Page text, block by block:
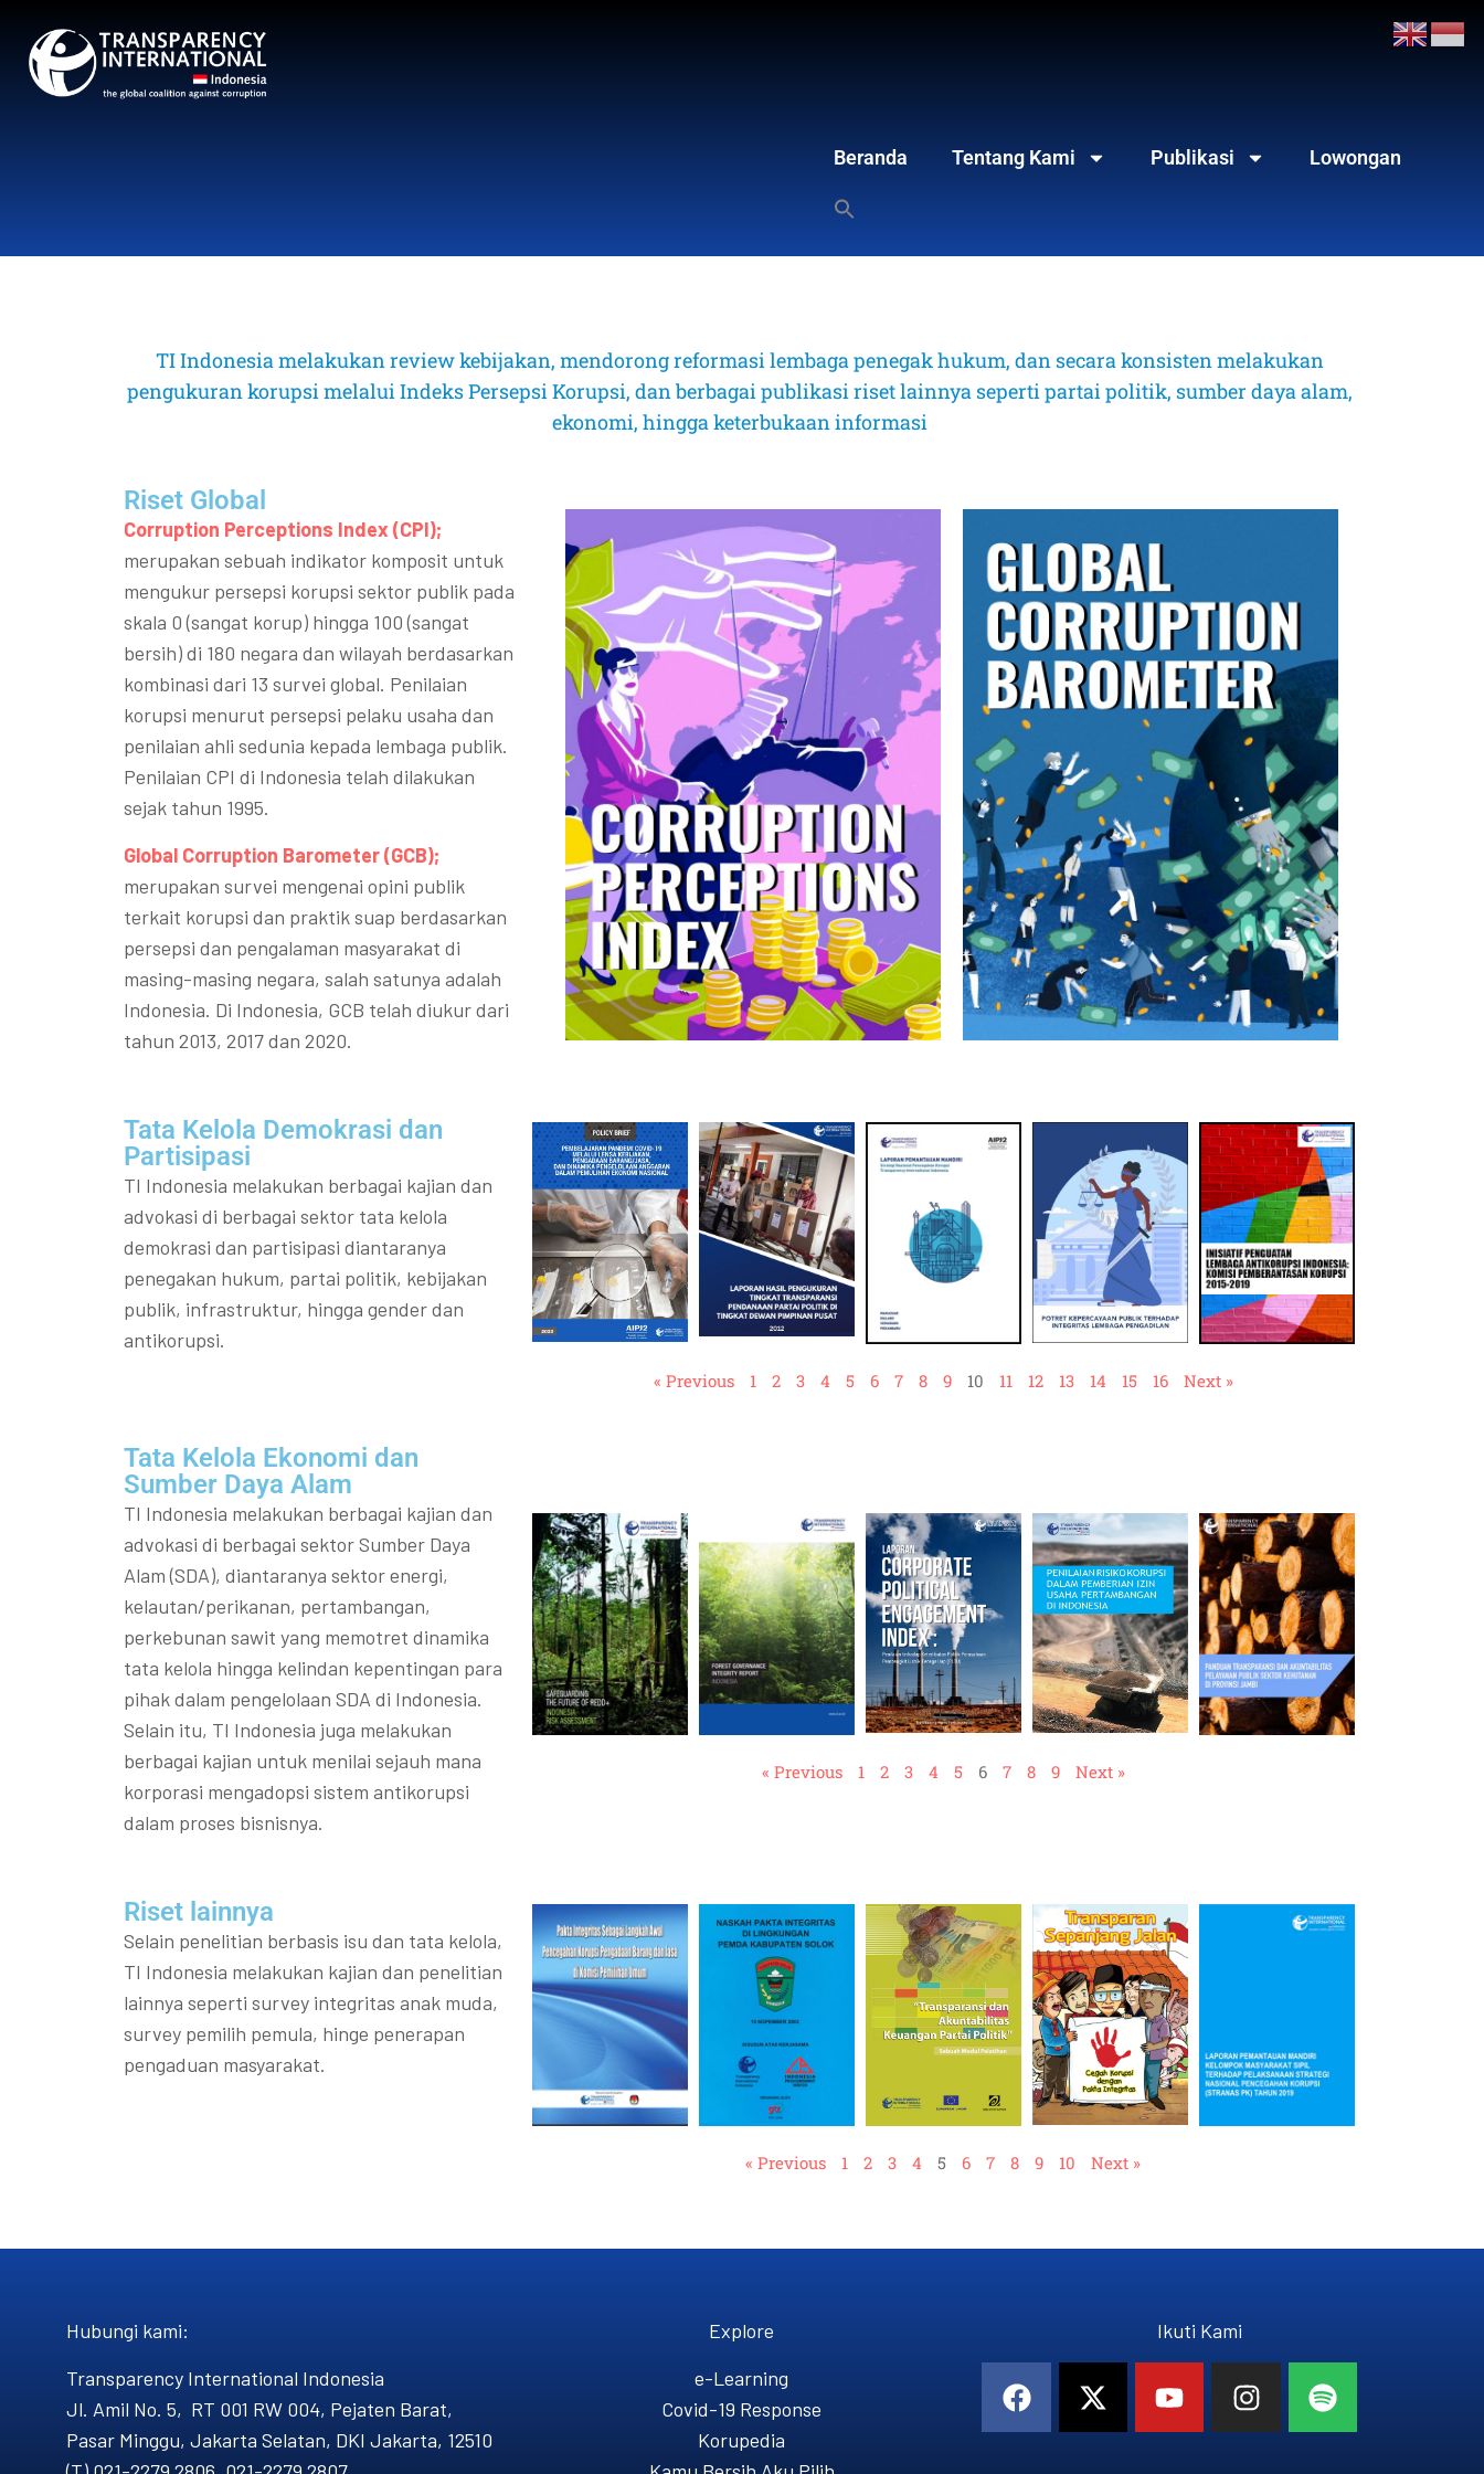
Beranda Tentang Kami Publikasi Lowongan
TI Indonesia melakukan review kebijakan, mendorong reformasi lembaga penegak hukum, dan secara konsisten melakukan
pengukuran korupsi melalui Indeks Persepsi Korupsi, dan berbagai publikasi riset lainnya seperti partai politik, sumber daya alam,
ekonomi, hingga keterbukaan informasi
Riset Global​
Corruption Perceptions Index (CPI);
merupakan sebuah indikator komposit untuk
mengukur persepsi korupsi sektor publik pada
skala 0 (sangat korup) hingga 100 (sangat
bersih) di 180 negara dan wilayah berdasarkan
kombinasi dari 13 survei global. Penilaian
korupsi menurut persepsi pelaku usaha dan
penilaian ahli sedunia kepada lembaga publik.
Penilaian CPI di Indonesia telah dilakukan
sejak tahun 1995.
Global Corruption Barometer (GCB);
merupakan survei mengenai opini publik
terkait korupsi dan praktik suap berdasarkan
persepsi dan pengalaman masyarakat di
masing-masing negara, salah satunya adalah
Indonesia. Di Indonesia, GCB telah diukur dari
tahun 2013, 2017 dan 2020.
Tata Kelola Demokrasi dan
Partisipasi​
TI Indonesia melakukan berbagai kajian dan
advokasi di berbagai sektor tata kelola
demokrasi dan partisipasi diantaranya
penegakan hukum, partai politik, kebijakan
publik, infrastruktur, hingga gender dan
antikorupsi.
« Previous 1 2 3 4 5 6 7 8 9 10 11 12 13 14 15 16 Next »
Tata Kelola Ekonomi dan
Sumber Daya Alam
TI Indonesia melakukan berbagai kajian dan
advokasi di berbagai sektor Sumber Daya
Alam (SDA), diantaranya sektor energi,
kelautan/perikanan, pertambangan,
perkebunan sawit yang memotret dinamika
tata kelola hingga kelindan kepentingan para
pihak dalam pengelolaan SDA di Indonesia.
Selain itu, TI Indonesia juga melakukan
berbagai kajian untuk menilai sejauh mana
korporasi mengadopsi sistem antikorupsi
dalam proses bisnisnya.
« Previous 1 2 3 4 5 6 7 8 9 Next »
Riset lainnya​​
Selain penelitian berbasis isu dan tata kelola,
TI Indonesia melakukan kajian dan penelitian
lainnya seperti survey integritas anak muda,
survey pemilih pemula, hinge penerapan
pengaduan masyarakat.
« Previous 1 2 3 4 5 6 7 8 9 10 Next »
Hubungi kami​:
Transparency International Indonesia
Jl. Amil No. 5, RT 001 RW 004, Pejaten Barat,
Pasar Minggu, Jakarta Selatan, DKI Jakarta, 12510
Explore
e-Learning
Covid-19 Response
Korupedia
Ikuti Kami